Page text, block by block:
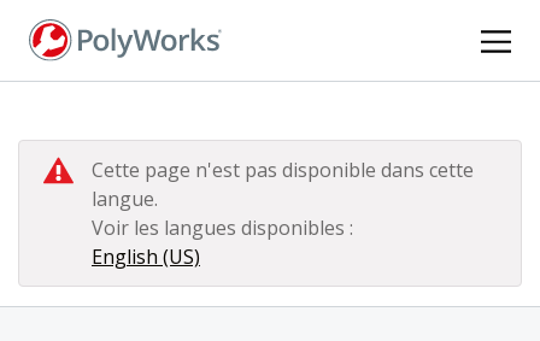
Cette page n'est pas disponible dans cette
langue.
Voir les langues disponibles :
English (US)